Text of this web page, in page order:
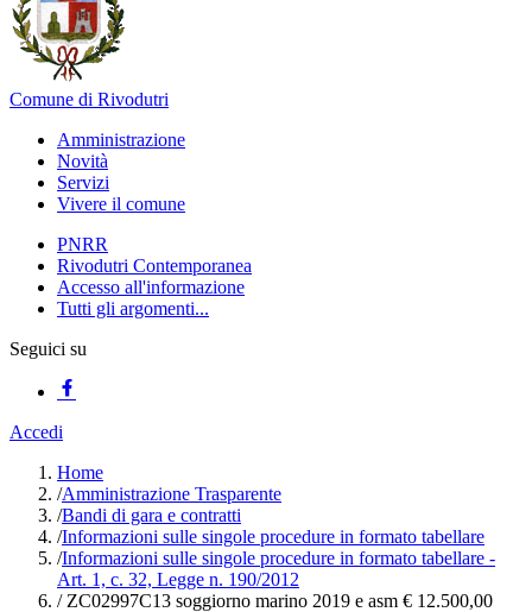
Comune di Rivodutri
Amministrazione
Novità
Servizi
Vivere il comune
PNRR
Rivodutri Contemporanea
Accesso all'informazione
Tutti gli argomenti...
Seguici su
Accedi
Home
/Amministrazione Trasparente
/Bandi di gara e contratti
/Informazioni sulle singole procedure in formato tabellare
/Informazioni sulle singole procedure in formato tabellare -
Art. 1, c. 32, Legge n. 190/2012
/ZC02997C13 soggiorno marino 2019 e asm € 12.500,00